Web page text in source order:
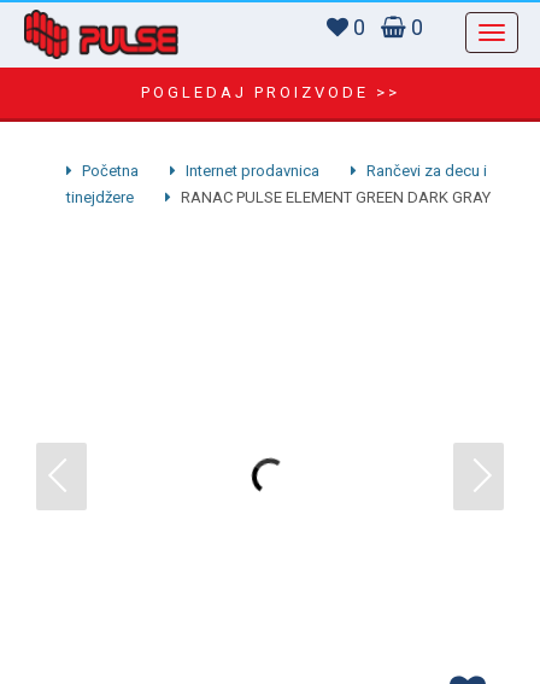
0 0
POGLEDAJ PROIZVODE >>
Početna Internet prodavnica
Rančevi za decu i
tinejdžere
RANAC PULSE ELEMENT GREEN DARK GRAY